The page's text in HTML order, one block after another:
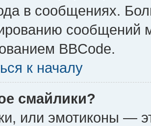
в сообщениях.
сообщений
BBCode.
к началу
смайлики?
или эмотиконы —